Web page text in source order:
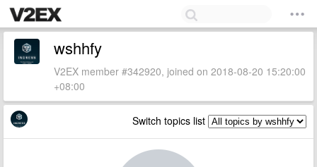
wshhfy
V2EX member #342920, joined on 2018-08-20 15:20:00
+08:00
Switch topics list